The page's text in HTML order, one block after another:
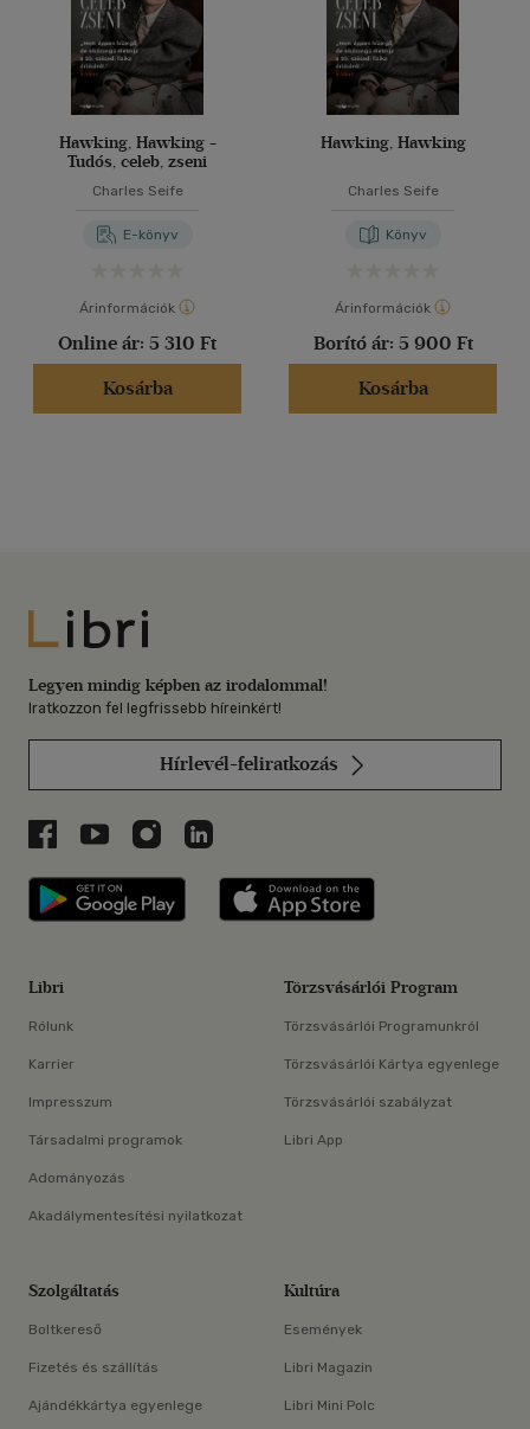
Hawking, Hawking -
Tudós, celeb, zseni
Charles Seife
E-könyv
Árinformációk
Online ár: 5 310 Ft
Kosárba
Hawking, Hawking
Charles Seife
Könyv
Árinformációk
Borító ár: 5 900 Ft
Kosárba
Libri
Legyen mindig képben az irodalommal!
Iratkozzon fel legfrissebb híreinkért!
Hírlevél-feliratkozás
Libri a Facebookon
Libri a Youtube-on
Libri az Instagramon
Libri a LinkedInen
Libri applikáció Szerezd meg: Google
Libri
Rólunk
Karrier
Impresszum
Társadalmi programok
Adományozás
Akadálymentesítési nyilatkozat
Törzsvásárlói Program
Törzsvásárlói Programunkról
Törzsvásárlói Kártya egyenlege
Törzsvásárlói szabályzat
Libri App
Szolgáltatás
Boltkereső
Fizetés és szállítás
Ajándékkártya egyenlege
Kultúra
Események
Libri Magazin
Libri Mini Polc